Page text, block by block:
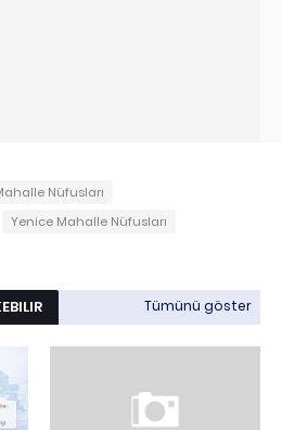
Nüfusları
Yenice Mahalle Nüfusları
Tümünü göster